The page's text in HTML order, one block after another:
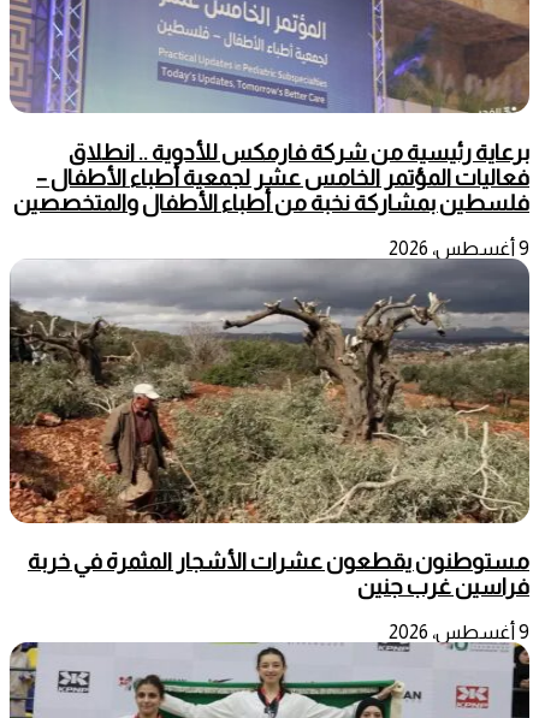
برعاية رئيسية من شركة فارمكس للأدوية .. انطلاق
فعاليات المؤتمر الخامس عشر لجمعية أطباء الأطفال –
فلسطين بمشاركة نخبة من أطباء الأطفال والمتخصصين
9 أغسطس، 2026
مستوطنون يقطعون عشرات الأشجار المثمرة في خربة
فراسين غرب جنين
9 أغسطس، 2026